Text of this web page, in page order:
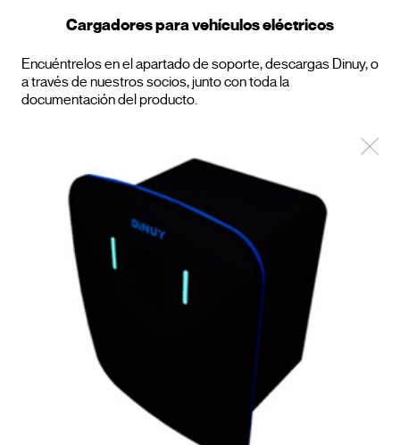
Cargadores para vehículos eléctricos
Encuéntrelos en el apartado de soporte, descargas Dinuy, o
a través de nuestros socios, junto con toda la
documentación del producto.